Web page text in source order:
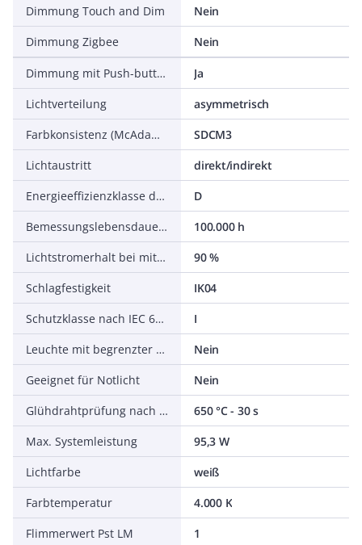
Dimmung Touch and Dim
Nein
Dimmung Zigbee
Nein
Dimmung mit Push-button
Ja
Lichtverteilung
asymmetrisch
Farbkonsistenz (McAdam-Ellipse)
SDCM3
Lichtaustritt
direkt/indirekt
Energieeffizienzklasse der Lichtquelle nach EU-Richtlinie 2019/2015
D
Bemessungslebensdauer L70/B50 bei 25 °C
100.000 h
Lichtstromerhalt bei mittl. Nutzungsdauer 50.000 h bei 25 °C Umgebungstemp.
90 %
Schlagfestigkeit
IK04
Schutzklasse nach IEC 61140
I
Leuchte mit begrenzter Oberflächentemperatur D-Zeichen nach EN 60598-2-24
Nein
Geeignet für Notlicht
Nein
Glühdrahtprüfung nach IEC 60695-2-11
650 °C - 30 s
Max. Systemleistung
95,3 W
Lichtfarbe
weiß
Farbtemperatur
4.000 K
Flimmerwert Pst LM
1